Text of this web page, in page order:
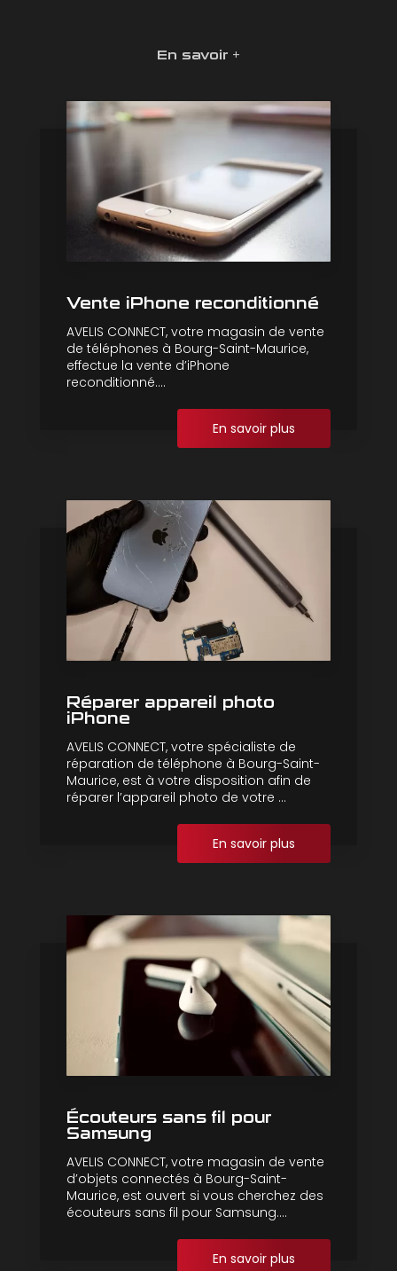
En savoir +
Vente iPhone reconditionné
AVELIS CONNECT, votre magasin de vente
de téléphones à Bourg-Saint-Maurice,
effectue la vente d’iPhone
reconditionné....
En savoir plus
Réparer appareil photo
iPhone
AVELIS CONNECT, votre spécialiste de
réparation de téléphone à Bourg-Saint-
Maurice, est à votre disposition afin de
réparer l’appareil photo de votre ...
En savoir plus
Écouteurs sans fil pour
Samsung
AVELIS CONNECT, votre magasin de vente
d’objets connectés à Bourg-Saint-
Maurice, est ouvert si vous cherchez des
écouteurs sans fil pour Samsung....
En savoir plus